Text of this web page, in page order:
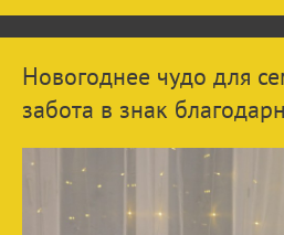
Новогоднее чудо для
забота в знак